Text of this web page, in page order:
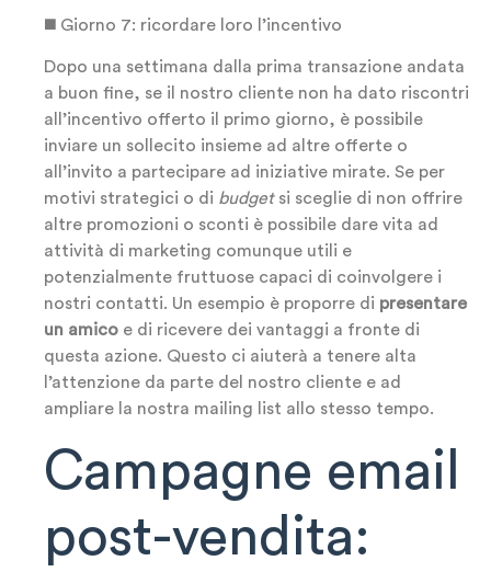
◼️ Giorno 7: ricordare loro l’incentivo
Dopo una settimana dalla prima transazione andata
a buon fine, se il nostro cliente non ha dato riscontri
all’incentivo offerto il primo giorno, è possibile
inviare un sollecito insieme ad altre offerte o
all’invito a partecipare ad iniziative mirate. Se per
motivi strategici o di budgetsi sceglie di non offrire
altre promozioni o sconti è possibile dare vita ad
attività di marketing comunque utili e
potenzialmente fruttuose capaci di coinvolgere i
nostri contatti. Un esempio è proporre di presentare
un amico e di ricevere dei vantaggi a fronte di
questa azione. Questo ci aiuterà a tenere alta
l’attenzione da parte del nostro cliente e ad
ampliare la nostra mailing list allo stesso tempo.
Campagne email
post-vendita: